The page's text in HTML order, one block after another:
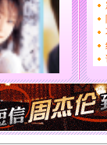
能正大
天都要快
[圣诞节]
如意,快
[元旦]
看
断电。
你是我专
[元旦]如
起；二是
离。水晶
[元旦]当